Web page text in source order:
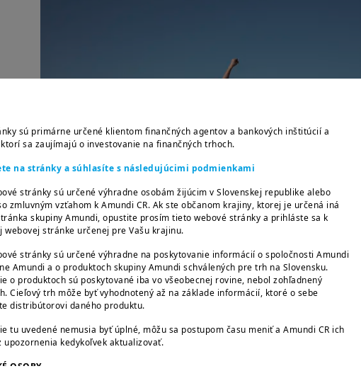
sú primárne určené klientom finančných agentov a bankových inštitúcií a
sa zaujímajú o investovanie na finančných trhoch.
na stránky a súhlasíte s následujúcimi podmienkami
stránky sú určené výhradne osobám žijúcim v Slovenskej republike alebo
zmluvným vzťahom k Amundi CR. Ak ste občanom krajiny, ktorej je určená iná
skupiny Amundi, opustite prosím tieto webové stránky a prihláste sa k
webovej stránke určenej pre Vašu krajinu.
stránky sú určené výhradne na poskytovanie informácií o spoločnosti Amundi
Amundi a o produktoch skupiny Amundi schválených pre trh na Slovensku.
o produktoch sú poskytované iba vo všeobecnej rovine, nebol zohľadnený
Cieľový trh môže byť vyhodnotený až na základe informácií, ktoré o sebe
distribútorovi daného produktu.
tu uvedené nemusia byť úplné, môžu sa postupom času meniť a Amundi CR ich
upozornenia kedykoľvek aktualizovať.
OSOBY
výhod: